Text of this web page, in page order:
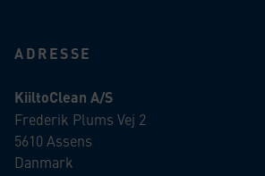
ADRESSE
KiiltoClean A/S
Frederik Plums Vej 2
5610 Assens
Danmark